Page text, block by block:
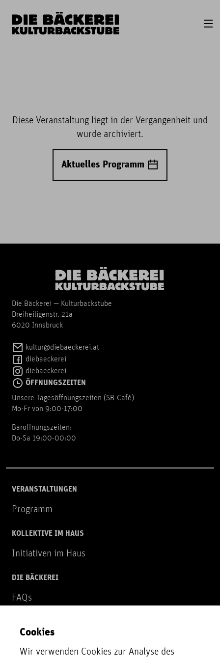
Diese Veranstaltung liegt in der Vergangenheit und
wurde archiviert.
Aktuelles Programm
Die Bäckerei — Kulturbackstube
Dreiheiligenstr. 21a
6020 Innsbruck
kultur@diebaeckerei.at
diebaeckerei
diebaeckerei
ÖFFNUNGSZEITEN
Unsere Tagesöffnungszeiten (SB-Cafè)
Mo-Fr von 9:00-17:00
Baröffnungszeiten:
Do-Sa 19:00-00:00
VERANSTALTUNGEN
Programm
KOLLEKTIVE IM HAUS
Initiativen im Haus
DIE BÄCKEREI
FAQs
NEWSLETTER
Zur Newsletter Anmeldung
Cookies
Wir verwenden Cookies zur Analyse des